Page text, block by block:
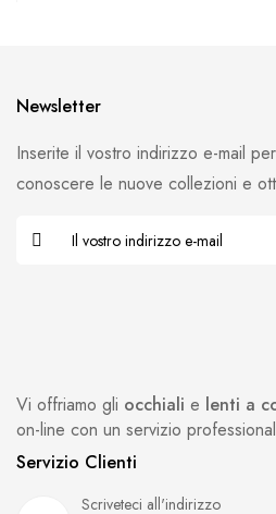
Vi offriamo gli occhiali e lenti a
on-line con un servizio
Servizio Clienti
Scriveteci all'indirizzo
Newsletter
Inserite il vostro indirizzo e-mail
conoscere le nuove collezioni e